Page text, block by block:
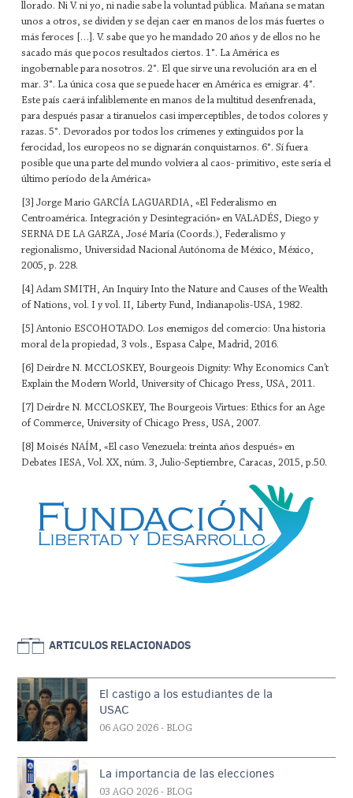
llorado. Ni V. ni yo, ni nadie sabe la voluntad pública. Mañana se matan
unos a otros, se dividen y se dejan caer en manos de los más fuertes o
más feroces […]. V. sabe que yo he mandado 20 años y de ellos no he
sacado más que pocos resultados ciertos. 1°. La América es
ingobernable para nosotros. 2°. El que sirve una revolución ara en el
mar. 3°. La única cosa que se puede hacer en América es emigrar. 4°.
Este país caerá infaliblemente en manos de la multitud desenfrenada,
para después pasar a tiranuelos casi imperceptibles, de todos colores y
razas. 5°. Devorados por todos los crímenes y extinguidos por la
ferocidad, los europeos no se dignarán conquistarnos. 6°. Sí fuera
posible que una parte del mundo volviera al caos- primitivo, este sería el
último período de la América»
[3] Jorge Mario GARCÍA LAGUARDIA, «El Federalismo en
Centroamérica. Integración y Desintegración» en VALADÉS, Diego y
SERNA DE LA GARZA, José María (Coords.), Federalismo y
regionalismo, Universidad Nacional Autónoma de México, México,
2005, p. 228.
[4] Adam SMITH, An Inquiry Into the Nature and Causes of the Wealth
of Nations, vol. I y vol. II, Liberty Fund, Indianapolis-USA, 1982.
[5] Antonio ESCOHOTADO. Los enemigos del comercio: Una historia
moral de la propiedad, 3 vols., Espasa Calpe, Madrid, 2016.
[6] Deirdre N. MCCLOSKEY, Bourgeois Dignity: Why Economics Can't
Explain the Modern World, University of Chicago Press, USA, 2011.
[7] Deirdre N. MCCLOSKEY, The Bourgeois Virtues: Ethics for an Age
of Commerce, University of Chicago Press, USA, 2007.
[8] Moisés NAÍM, «El caso Venezuela: treinta años después» en
Debates IESA, Vol. XX, núm. 3, Julio-Septiembre, Caracas, 2015, p.50.
ARTICULOS RELACIONADOS
El castigo a los estudiantes de la
USAC
06 AGO 2026 - BLOG
La importancia de las elecciones
03 AGO 2026 - BLOG